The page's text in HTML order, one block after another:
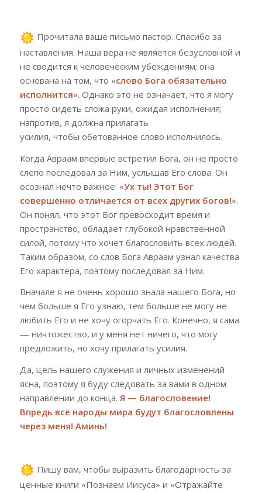
Прочитала ваше письмо пастор. Спасибо за
наставления. Наша вера не является безусловной и
не сводится к человеческим убеждениям; она
основана на том, что «слово Бога обязательно
исполнится». Однако это не означает, что я могу
просто сидеть сложа руки, ожидая исполнения;
напротив, я должна прилагать
усилия, чтобы обетованное слово исполнилось.
Когда Авраам впервые встретил Бога, он не просто
слепо последовал за Ним, услышав Его слова. Он
осознал нечто важное: «Ух ты! Этот Бог
совершенно отличается от всех других богов!».
Он понял, что этот Бог превосходит время и
пространство, обладает глубокой нравственной
силой, потому что хочет благословить всех людей.
Таким образом, со слов Бога Авраам узнал качества
Его характера, поэтому последовал за Ним.
Вначале я не очень хорошо знала нашего Бога, но
чем больше я Его узнаю, тем больше не могу не
любить Его и не хочу огорчать Его. Конечно, я сама
— ничтожество, и у меня нет ничего, что могу
предложить, но хочу прилагать усилия.
Да, цель нашего служения и личных изменений
ясна, поэтому я буду следовать за вами в одном
направлении до конца. Я — благословение!
Впредь все народы мира будут благословлены
через меня! Аминь!
Пишу вам, чтобы выразить благодарность за
ценные книги «Познаем Иисуса» и «Отражайте